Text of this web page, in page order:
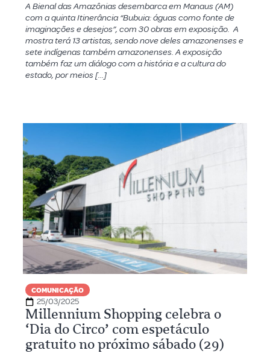
A Bienal das Amazônias desembarca em Manaus (AM)
com a quinta Itinerância “Bubuia: águas como fonte de
imaginações e desejos”, com 30 obras em exposição. A
mostra terá 13 artistas, sendo nove deles amazonenses e
sete indígenas também amazonenses. A exposição
também faz um diálogo com a história e a cultura do
estado, por meios […]
COMUNICAÇÃO
25/03/2025
Millennium Shopping celebra o
‘Dia do Circo’ com espetáculo
gratuito no próximo sábado (29)